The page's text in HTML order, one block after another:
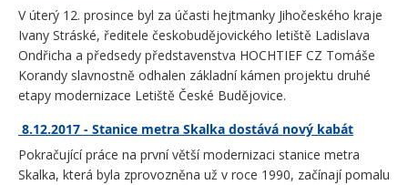
V úterý 12. prosince byl za účasti hejtmanky Jihočeského kraje
Ivany Stráské, ředitele českobudějovického letiště Ladislava
Ondřicha a předsedy představenstva HOCHTIEF CZ Tomáše
Korandy slavnostně odhalen základní kámen projektu druhé
etapy modernizace Letiště České Budějovice.
8.12.2017 - Stanice metra Skalka dostává nový kabát
Pokračující práce na první větší modernizaci stanice metra
Skalka, která byla zprovozněna už v roce 1990, začínají pomalu